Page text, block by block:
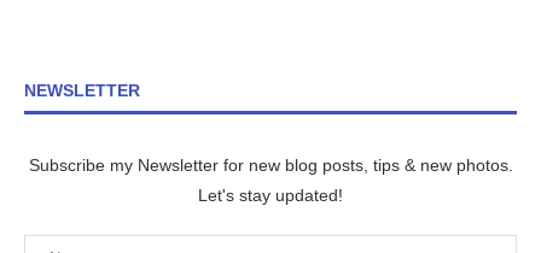
NEWSLETTER
Subscribe my Newsletter for new blog posts, tips & new photos.
Let's stay updated!